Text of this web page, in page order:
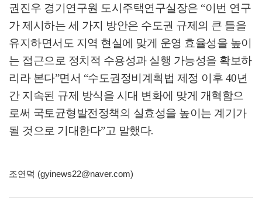
권진우 경기연구원 도시주택연구실장은 “이번 연구
가 제시하는 세 가지 방안은 수도권 규제의 큰 틀을
유지하면서도 지역 현실에 맞게 운영 효율성을 높이
는 접근으로 정치적 수용성과 실행 가능성을 확보하
리라 본다”면서 “수도권정비계획법 제정 이후 40년
간 지속된 규제 방식을 시대 변화에 맞게 개혁함으
로써 국토균형발전정책의 실효성을 높이는 계기가
될 것으로 기대한다”고 말했다.
조연덕 (gyinews22@naver.com)